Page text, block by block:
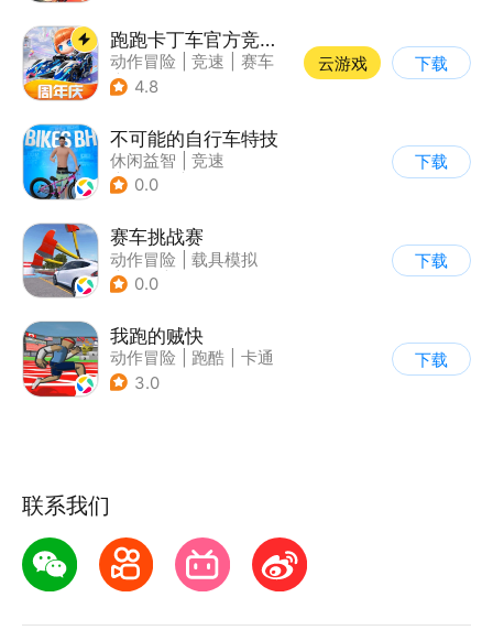
跑跑卡丁车官方竞速版
动作冒险 竞速
赛车
| 跑跑卡丁车
4.8
云游戏 下载
不可能的自行车特技
休闲益智
竞速
| 自行车
0.0
下载
赛车挑战赛
动作冒险
载具模拟
| 汽车
0.0
下载
我跑的贼快
动作冒险 跑酷
卡通
3.0
下载
联系我们